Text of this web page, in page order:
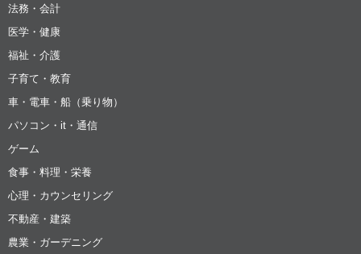
法務・会計
医学・健康
福祉・介護
子育て・教育
車・電車・船（乗り物）
パソコン・it・通信
ゲーム
食事・料理・栄養
心理・カウンセリング
不動産・建築
農業・ガーデニング